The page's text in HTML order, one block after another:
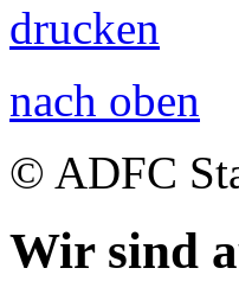
drucken
nach oben
© ADFC
Wir sind